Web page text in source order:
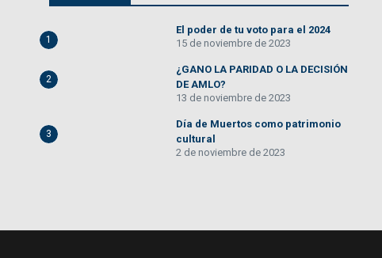
1
El poder de tu voto para el 2024
15 de noviembre de 2023
2
¿GANO LA PARIDAD O LA DECISIÓN
DE AMLO?
13 de noviembre de 2023
3
Día de Muertos como patrimonio
cultural
2 de noviembre de 2023